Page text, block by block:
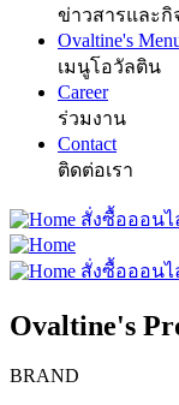
ข่าวสารและกิ
Ovaltine's
เมนูโอวัลติน
Career
ร่วมงาน
Contact
ติดต่อเรา
สั่งซื้อออน
สั่งซื้อออน
Ovaltine's
BRAND